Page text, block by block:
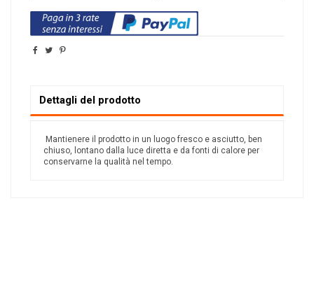
Dettagli del prodotto
Mantienere il prodotto in un luogo fresco e asciutto, ben
chiuso, lontano dalla luce diretta e da fonti di calore per
conservarne la qualità nel tempo.